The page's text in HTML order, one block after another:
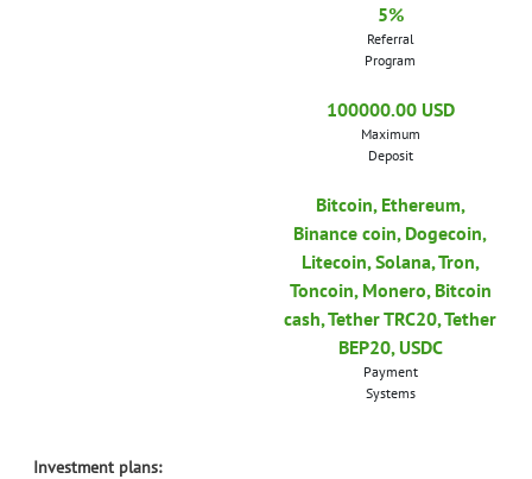
5%
Referral
Program
100000.00 USD
Maximum
Deposit
Bitcoin, Ethereum,
Binance coin, Dogecoin,
Litecoin, Solana, Tron,
Toncoin, Monero, Bitcoin
cash, Tether TRC20, Tether
BEP20, USDC
Payment
Systems
Investment plans: